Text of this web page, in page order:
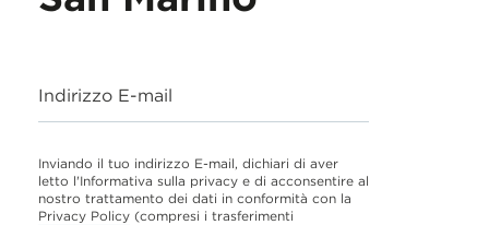
Indirizzo E-mail
Inviando il tuo indirizzo E-mail, dichiari di aver
letto l'Informativa sulla privacy e di acconsentire al
nostro trattamento dei dati in conformità con la
Privacy Policy (compresi i trasferimenti